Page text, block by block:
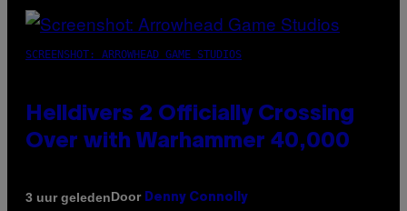
SCREENSHOT: ARROWHEAD GAME STUDIOS
Helldivers 2 Officially Crossing
Over with Warhammer 40,000
3 uur geledenDoor Denny Connolly